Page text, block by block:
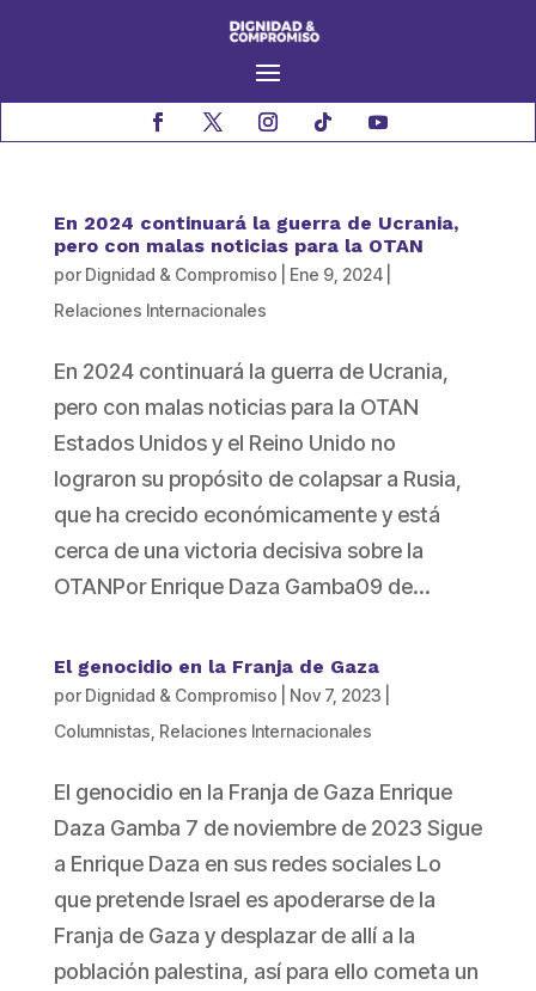
En 2024 continuará la guerra de Ucrania,
pero con malas noticias para la OTAN
por Dignidad & Compromiso Ene 9, 2024|
Relaciones Internacionales
En 2024 continuará la guerra de Ucrania,
pero con malas noticias para la OTAN
Estados Unidos y el Reino Unido no
lograron su propósito de colapsar a Rusia,
que ha crecido económicamente y está
cerca de una victoria decisiva sobre la
OTANPor Enrique Daza Gamba09 de...
El genocidio en la Franja de Gaza
por Dignidad & Compromiso Nov 7, 2023
Columnistas Relaciones Internacionales
El genocidio en la Franja de Gaza Enrique
Daza Gamba 7 de noviembre de 2023 Sigue
a Enrique Daza en sus redes sociales Lo
que pretende Israel es apoderarse de la
Franja de Gaza y desplazar de allí a la
población palestina, así para ello cometa un